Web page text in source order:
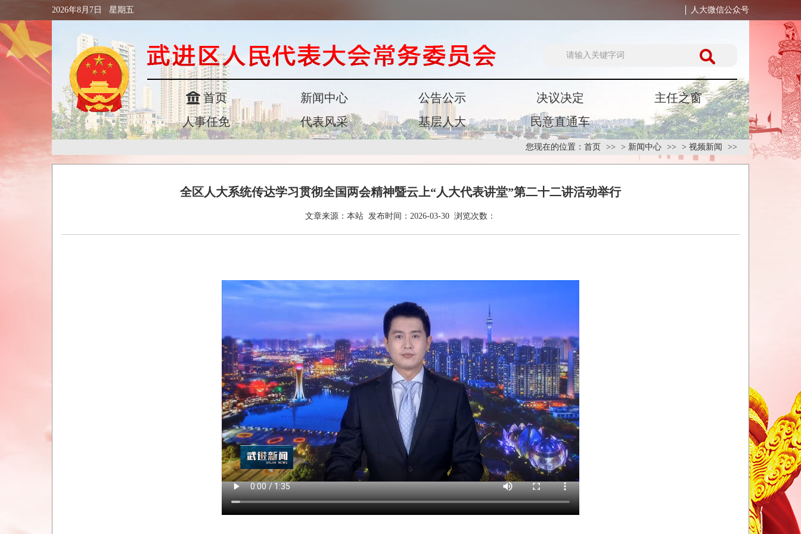
2026年8月7日 星期五 人大微信公众号
首页 新闻中心 公告公示 决议决定
主任之窗
人事任免
代表风采 基层人大 民意直通车
您现在的位置： 首页 > 新闻中心 > 视频新闻
全区人大系统传达学习贯彻全国两会精神暨云上“人大代表讲堂”第二十二讲活动举行
文章来源： 本站 发布时间： 2026-03-30 浏览次数：